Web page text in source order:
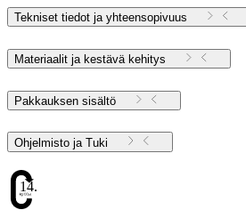
Tekniset tiedot ja yhteensopivuus
Materiaalit ja kestävä kehitys
Pakkauksen sisältö
Ohjelmisto ja Tuki
14.16